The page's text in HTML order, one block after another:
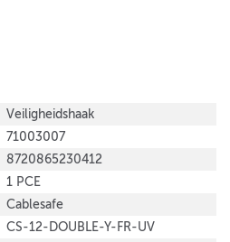
Veiligheidshaak
71003007
8720865230412
1 PCE
Cablesafe
CS-12-DOUBLE-Y-FR-UV